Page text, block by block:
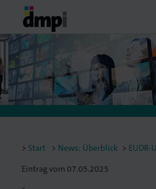
Start News: Überblick
EUDR-Update:
Eintrag vom 07.05.2025